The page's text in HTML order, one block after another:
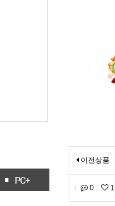
이전상품
0 1